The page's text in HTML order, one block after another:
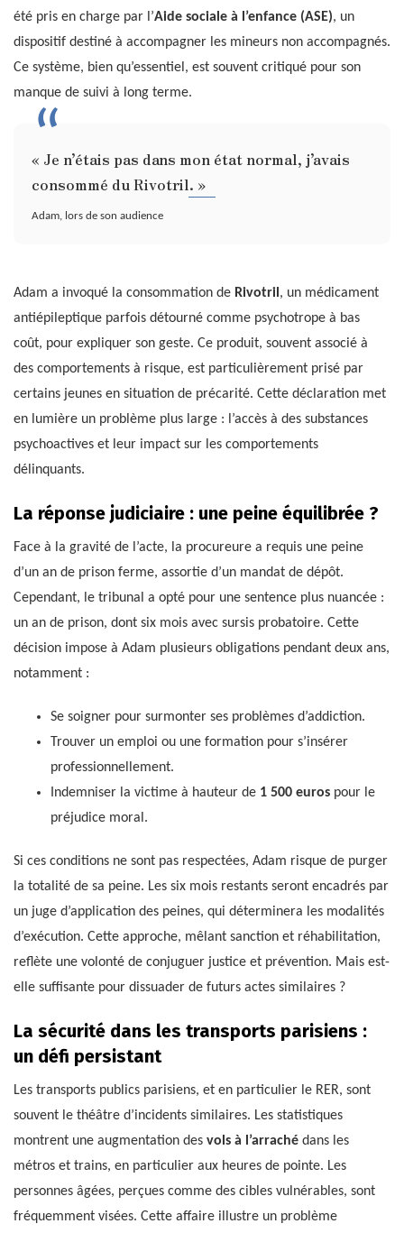
été pris en charge par l’Aide sociale à l’enfance (ASE), un
dispositif destiné à accompagner les mineurs non accompagnés.
Ce système, bien qu’essentiel, est souvent critiqué pour son
manque de suivi à long terme.
« Je n’étais pas dans mon état normal, j’avais
consommé du Rivotril. »
Adam, lors de son audience
Adam a invoqué la consommation de Rivotril, un médicament
antiépileptique parfois détourné comme psychotrope à bas
coût, pour expliquer son geste. Ce produit, souvent associé à
des comportements à risque, est particulièrement prisé par
certains jeunes en situation de précarité. Cette déclaration met
en lumière un problème plus large : l’accès à des substances
psychoactives et leur impact sur les comportements
délinquants.
La réponse judiciaire : une peine équilibrée ?
Face à la gravité de l’acte, la procureure a requis une peine
d’un an de prison ferme, assortie d’un mandat de dépôt.
Cependant, le tribunal a opté pour une sentence plus nuancée :
un an de prison, dont six mois avec sursis probatoire. Cette
décision impose à Adam plusieurs obligations pendant deux ans,
notamment :
Se soigner pour surmonter ses problèmes d’addiction.
Trouver un emploi ou une formation pour s’insérer
professionnellement.
Indemniser la victime à hauteur de 1 500 eurospour le
préjudice moral.
Si ces conditions ne sont pas respectées, Adam risque de purger
la totalité de sa peine. Les six mois restants seront encadrés par
un juge d’application des peines, qui déterminera les modalités
d’exécution. Cette approche, mêlant sanction et réhabilitation,
reflète une volonté de conjuguer justice et prévention. Mais est-
elle suffisante pour dissuader de futurs actes similaires ?
La sécurité dans les transports parisiens :
un défi persistant
Les transports publics parisiens, et en particulier le RER, sont
souvent le théâtre d’incidents similaires. Les statistiques
montrent une augmentation des vols à l’arraché dans les
métros et trains, en particulier aux heures de pointe. Les
personnes âgées, perçues comme des cibles vulnérables, sont
fréquemment visées. Cette affaire illustre un problème